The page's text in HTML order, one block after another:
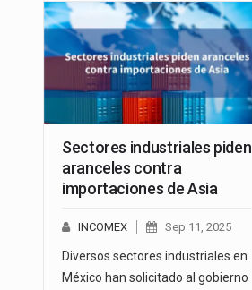
Sectores industriales piden
aranceles contra
importaciones de Asia
INCOMEX Sep 11, 2025
Diversos sectores industriales en
México han solicitado al gobierno